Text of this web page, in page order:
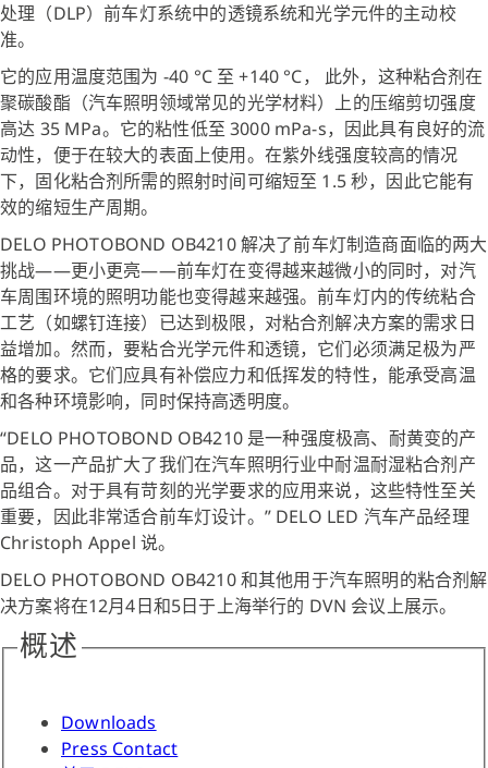
处理（DLP）前车灯系统中的透镜系统和光学元件的主动校
准。
它的应用温度范围为 -40 °C 至 +140 °C， 此外，这种粘合剂在
聚碳酸酯（汽车照明领域常见的光学材料）上的压缩剪切强度
高达 35 MPa。它的粘性低至 3000 mPa-s，因此具有良好的流
动性，便于在较大的表面上使用。在紫外线强度较高的情况
下，固化粘合剂所需的照射时间可缩短至 1.5 秒，因此它能有
效的缩短生产周期。
DELO PHOTOBOND OB4210 解决了前车灯制造商面临的两大
挑战——更小更亮——前车灯在变得越来越微小的同时，对汽
车周围环境的照明功能也变得越来越强。前车灯内的传统粘合
工艺（如螺钉连接）已达到极限，对粘合剂解决方案的需求日
益增加。然而，要粘合光学元件和透镜，它们必须满足极为严
格的要求。它们应具有补偿应力和低挥发的特性，能承受高温
和各种环境影响，同时保持高透明度。
“DELO PHOTOBOND OB4210 是一种强度极高、耐黄变的产
品，这一产品扩大了我们在汽车照明行业中耐温耐湿粘合剂产
品组合。对于具有苛刻的光学要求的应用来说，这些特性至关
重要，因此非常适合前车灯设计。” DELO LED 汽车产品经理
Christoph Appel 说。
DELO PHOTOBOND OB4210 和其他用于汽车照明的粘合剂解
决方案将在12月4日和5日于上海举行的 DVN 会议上展示。
概述
Downloads
Press Contact